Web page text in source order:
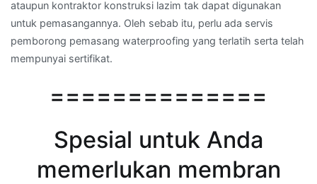
ataupun kontraktor konstruksi lazim tak dapat digunakan
untuk pemasangannya. Oleh sebab itu, perlu ada servis
pemborong pemasang waterproofing yang terlatih serta telah
mempunyai sertifikat.
==============
Spesial untuk Anda
memerlukan membran